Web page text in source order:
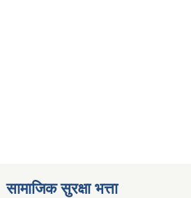
सामाजिक सुरक्षा भत्ता